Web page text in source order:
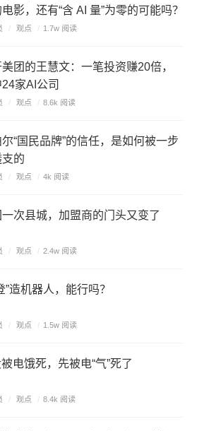
影，还有“含 AI 量”为零的可能吗？
/ 观点 / 1.7w 阅读
团的王慧文：一笔投资赚20倍，
家AI公司
/ 观点 / 8.6k 阅读
“国民品牌”的信任，是如何被一步
的
/ 观点 / 4k 阅读
次县城，加盟商的门头又变了
/ 观点 / 2.4w 阅读
”造机器人，能行吗？
/ 观点 / 1.5w 阅读
电饿死，先被电“气”死了
/ 观点 / 8.4k 阅读